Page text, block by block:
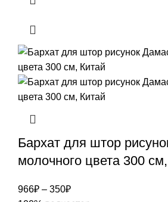
Бархат для штор
молочного цвета 300
966₽ – 350₽